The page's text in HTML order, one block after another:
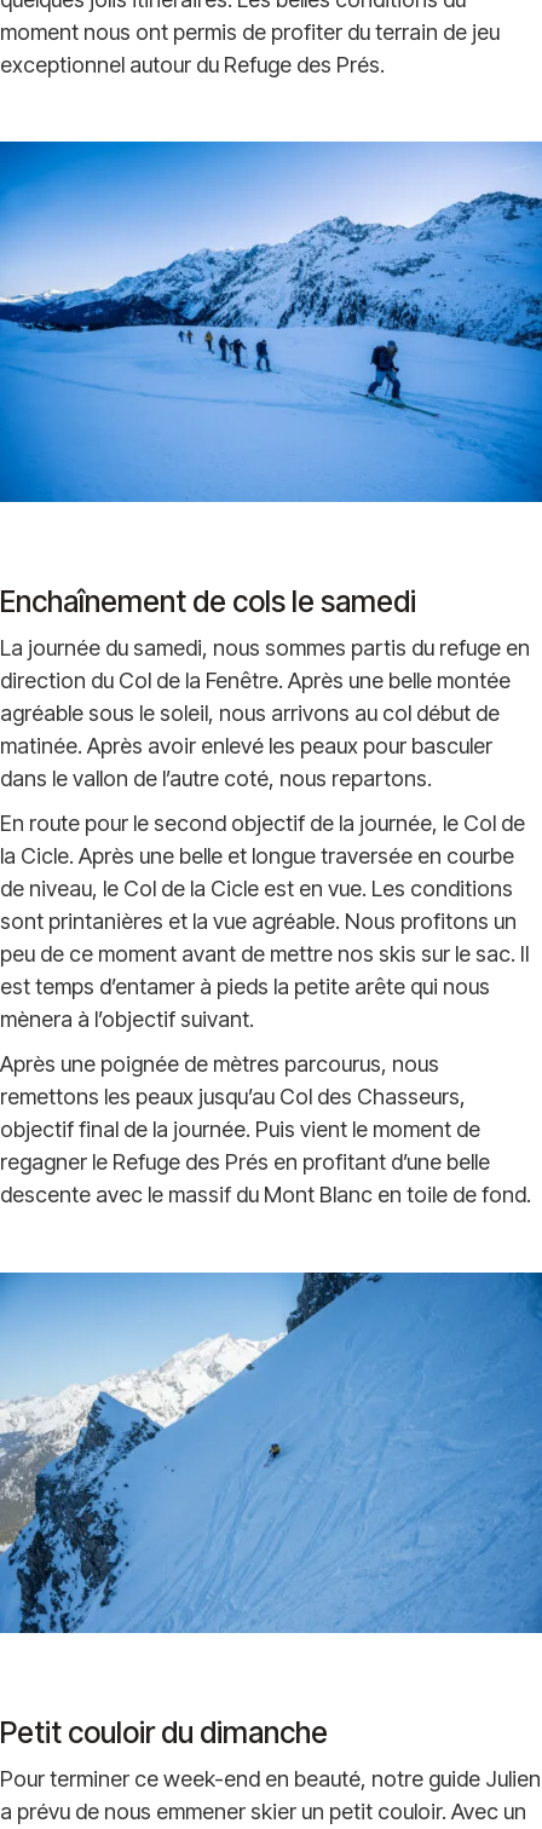
moment nous ont permis de profiter du terrain de jeu
exceptionnel autour du Refuge des Prés.
Enchaînement de cols le samedi
La journée du samedi, nous sommes partis du refuge en
direction du Col de la Fenêtre. Après une belle montée
agréable sous le soleil, nous arrivons au col début de
matinée. Après avoir enlevé les peaux pour basculer
dans le vallon de l’autre coté, nous repartons.
En route pour le second objectif de la journée, le Col de
la Cicle. Après une belle et longue traversée en courbe
de niveau, le Col de la Cicle est en vue. Les conditions
sont printanières et la vue agréable. Nous profitons un
peu de ce moment avant de mettre nos skis sur le sac. Il
est temps d’entamer à pieds la petite arête qui nous
mènera à l’objectif suivant.
Après une poignée de mètres parcourus, nous
remettons les peaux jusqu’au Col des Chasseurs,
objectif final de la journée. Puis vient le moment de
regagner le Refuge des Prés en profitant d’une belle
descente avec le massif du Mont Blanc en toile de fond.
Petit couloir du dimanche
Pour terminer ce week-end en beauté, notre guide Julien
a prévu de nous emmener skier un petit couloir. Avec un